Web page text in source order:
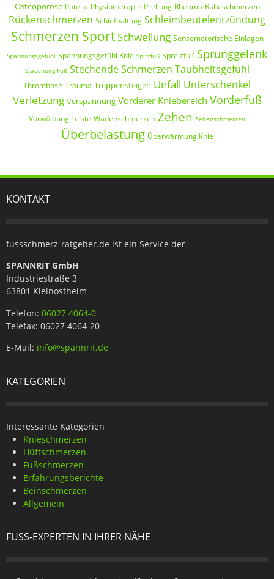
Osteoporose Patella Physiotherapie Prellung Rheuma Ruheschmerzen
Rückenschmerzen Schiefhaltung Schleimbeutelentzündung
Schmerzen SportSchwellung Sensomotorische Einlagen
Spannungsgefühl Spannungsgefühl Knie Spitzfuß Spreizfuß Sprunggelenk
Stauchung Fuß Stechende Schmerzen Taubheitsgefühl
Thrombose Trauma Treppensteigen Unfall Unterschenkel
Verletzung Verspannung Vorderer Kniebereich Vorderfuß
Vorwölbung Leiste Wadenschmerzen Zehen Zehenschmerzen
Überbelastung Überwärmung Knie
KONTAKT
fussschmerz-ratgeber.de ist ein Service der
SPANNRIT GmbH
Industriestraße 3
63801 Kleinostheim
Telefon: 06027 4064-0
Telefax: 06027 4064-20
E-Mail: info@spannrit.de
KATEGORIEN
Interessante Kategorien
Knieschmerzen
Hüftschmerzen
Fußschmerzen
Erfahrungsberichte
Beinschmerzen
Allgemein
FUSS-EXPERTEN IN IHRER NÄHE